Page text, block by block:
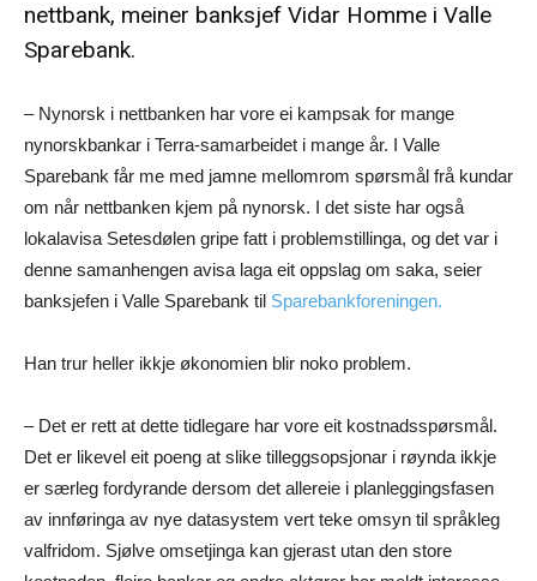
nettbank, meiner banksjef Vidar Homme i Valle
Sparebank.
– Nynorsk i nettbanken har vore ei kampsak for mange
nynorskbankar i Terra-samarbeidet i mange år. I Valle
Sparebank får me med jamne mellomrom spørsmål frå kundar
om når nettbanken kjem på nynorsk. I det siste har også
lokalavisa Setesdølen gripe fatt i problemstillinga, og det var i
denne samanhengen avisa laga eit oppslag om saka, seier
banksjefen i Valle Sparebank til Sparebankforeningen.
Han trur heller ikkje økonomien blir noko problem.
– Det er rett at dette tidlegare har vore eit kostnadsspørsmål.
Det er likevel eit poeng at slike tilleggsopsjonar i røynda ikkje
er særleg fordyrande dersom det allereie i planleggingsfasen
av innføringa av nye datasystem vert teke omsyn til språkleg
valfridom. Sjølve omsetjinga kan gjerast utan den store